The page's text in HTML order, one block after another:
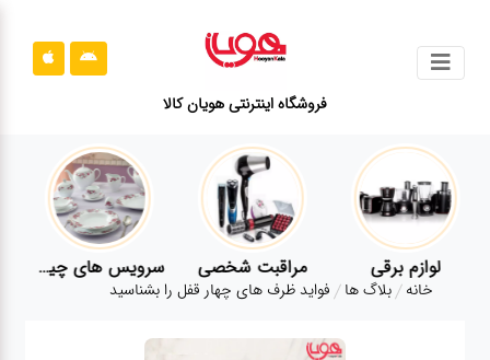
فروشگاه اینترنتی هویان کالا
محصولات
قوانین
سایت
ارتباطلوازم برقی مراقبت شخصی سرویس های چینی زرین
خانه بلاگ ها فواید ظرف های چهار قفل را بشناسید